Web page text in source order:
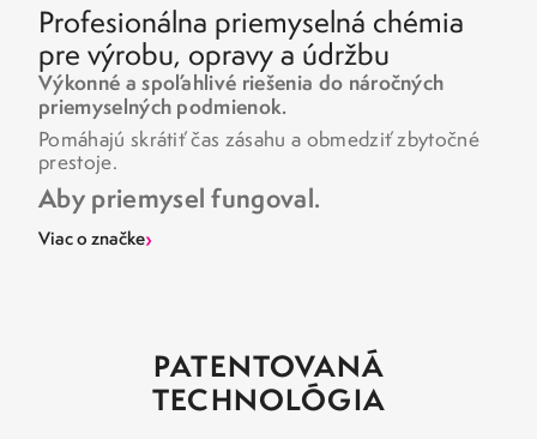
PATENTOVANÁ
TECHNOLÓGIA
Profesionálna priemyselná chémia
pre výrobu, opravy a údržbu
Výkonné a spoľahlivé riešenia do náročných
priemyselných podmienok.
Pomáhajú skrátiť čas zásahu a obmedziť zbytočné
prestoje.
Aby priemysel fungoval.
Viac o značke›